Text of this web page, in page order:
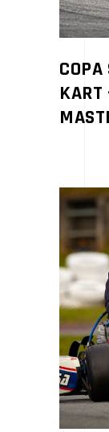
KART